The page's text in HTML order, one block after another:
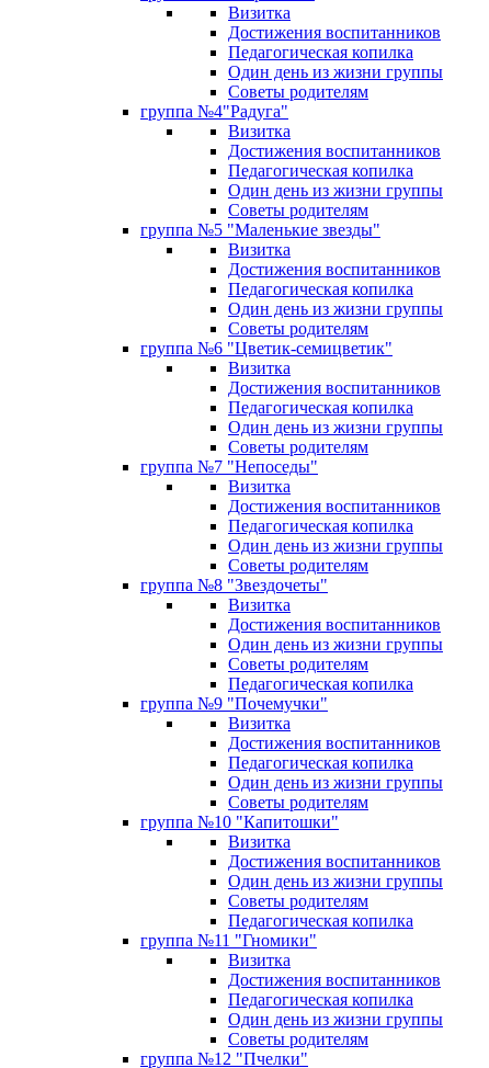
Визитка
Достижения воспитанников
Педагогическая копилка
Один день из жизни группы
Советы родителям
группа №4"Радуга"
Визитка
Достижения воспитанников
Педагогическая копилка
Один день из жизни группы
Советы родителям
группа №5 "Маленькие звезды"
Визитка
Достижения воспитанников
Педагогическая копилка
Один день из жизни группы
Советы родителям
группа №6 "Цветик-семицветик"
Визитка
Достижения воспитанников
Педагогическая копилка
Один день из жизни группы
Советы родителям
группа №7 "Непоседы"
Визитка
Достижения воспитанников
Педагогическая копилка
Один день из жизни группы
Советы родителям
группа №8 "Звездочеты"
Визитка
Достижения воспитанников
Один день из жизни группы
Советы родителям
Педагогическая копилка
группа №9 "Почемучки"
Визитка
Достижения воспитанников
Педагогическая копилка
Один день из жизни группы
Советы родителям
группа №10 "Капитошки"
Визитка
Достижения воспитанников
Один день из жизни группы
Советы родителям
Педагогическая копилка
группа №11 "Гномики"
Визитка
Достижения воспитанников
Педагогическая копилка
Один день из жизни группы
Советы родителям
группа №12 "Пчелки"